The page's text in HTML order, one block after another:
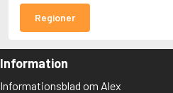
Regioner
Information
Informationsblad om Alex